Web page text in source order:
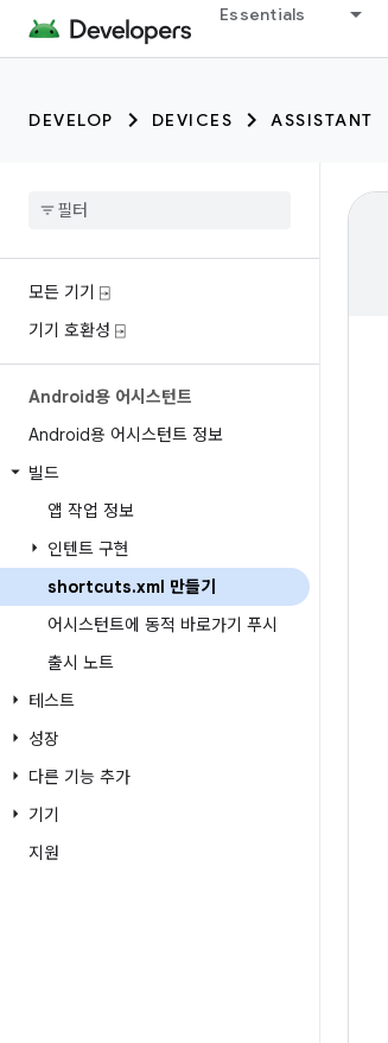
Essentials
DEVELOP DEVICES ASSISTANT
모든 기기 ⍈
기기 호환성 ⍈
Android용 어시스턴트
Android용 어시스턴트 정보
빌드
앱 작업 정보
인텐트 구현
shortcuts.xml 만들기
어시스턴트에 동적 바로가기 푸시
출시 노트
테스트
성장
다른 기능 추가
기기
지원